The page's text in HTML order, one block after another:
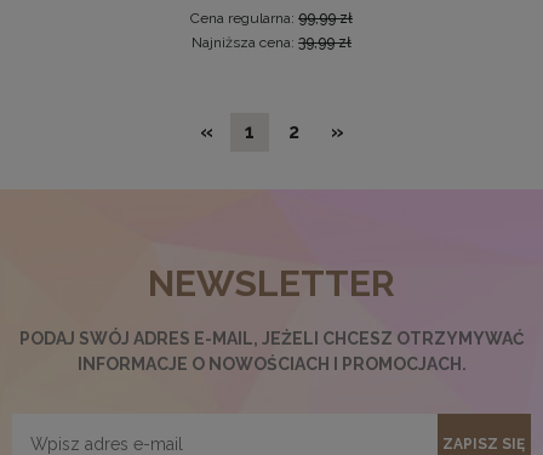
Twarda podkładka korkowa z nadrukiem w rozmiarze
30x40 cm - Cat 2
Cena regularna: 99,99 zł
Najniższa cena: 39,99 zł
« 1 2 »
NEWSLETTER
PODAJ SWÓJ ADRES E-MAIL, JEŻELI CHCESZ OTRZYMYWAĆ
INFORMACJE O NOWOŚCIACH I PROMOCJACH.
ZAPISZ SIĘ